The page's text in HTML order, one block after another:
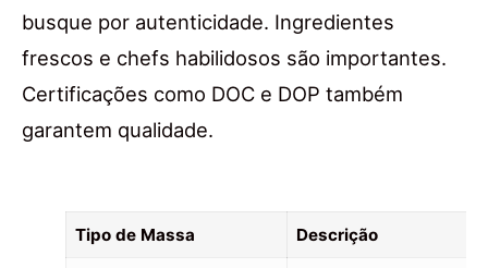
busque por autenticidade. Ingredientes
frescos e chefs habilidosos são importantes.
Certificações como DOC e DOP também
garantem qualidade.
Tipo de Massa Descrição